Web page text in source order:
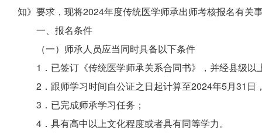
知》要求，现将2024年度传统医学师承出师考核报名有关
一、报名条件
（一）师承人员应当同时具备以下条件
1．已签订《传统医学师承关系合同书》
，并经县级
2．跟师学习时间自公证之日起计算至2024年5月31 日
3．已完成师承学习任务；
4．具有高中以上文化程度或者具有同等学力。